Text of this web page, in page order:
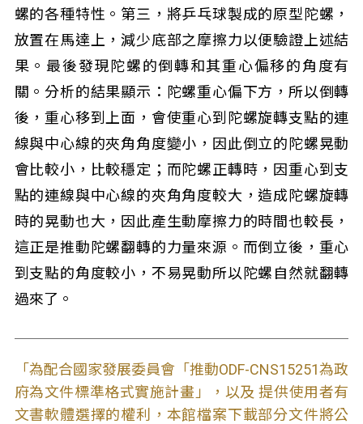
螺的各種特性。第三，將乒乓球製成的原型陀螺，
放置在馬達上，減少底部之摩擦力以便驗證上述結
果。最後發現陀螺的倒轉和其重心偏移的角度有
關。分析的結果顯示：陀螺重心偏下方，所以倒轉
後，重心移到上面，會使重心到陀螺旋轉支點的連
線與中心線的夾角角度變小，因此倒立的陀螺晃動
會比較小，比較穩定；而陀螺正轉時，因重心到支
點的連線與中心線的夾角角度較大，造成陀螺旋轉
時的晃動也大，因此產生動摩擦力的時間也較長，
這正是推動陀螺翻轉的力量來源。而倒立後，重心
到支點的角度較小，不易晃動所以陀螺自然就翻轉
過來了。
「為配合國家發展委員會「推動ODF-CNS15251為政
府為文件標準格式實施計畫」，以及 提供使用者有
文書軟體選擇的權利，本館檔案下載部分文件將公